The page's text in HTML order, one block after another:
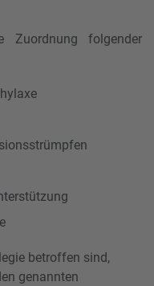
folgender
betroffen sind,
genannten